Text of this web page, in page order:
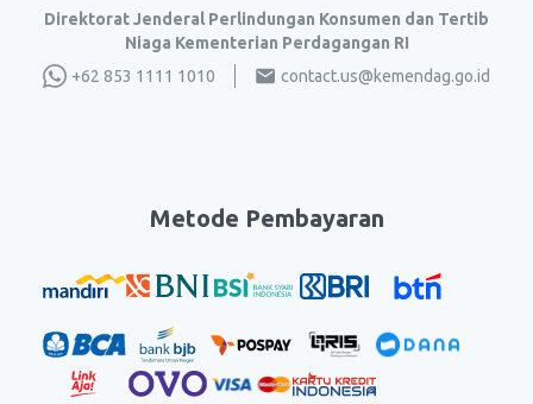
Direktorat Jenderal Perlindungan Konsumen dan Tertib
Niaga Kementerian Perdagangan RI
+62 853 1111 1010
contact.us@kemendag.go.id
Metode Pembayaran